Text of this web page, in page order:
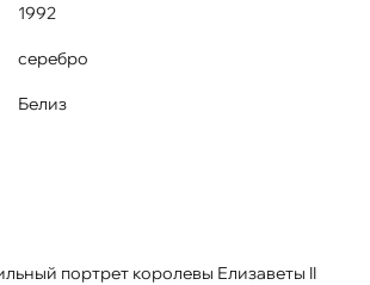
1992
серебро
Белиз